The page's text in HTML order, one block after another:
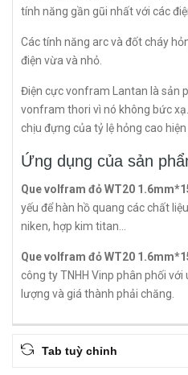
tính năng gần gũi nhất với các
Các tính năng arc và đốt cháy
điện vừa và nhỏ.
Điện cực vonfram Lantan là sản
vonfram thori vì nó không bức
chịu đựng của tỷ lệ hỏng cao
Ứng dụng của sản
Que volfram đỏ WT20
yếu để hàn hồ quang các chất
niken, hợp kim titan...
Que volfram đỏ WT20
công ty TNHH Vinp phân phối
lượng và giá thành phải chăng.
Tab tuỳ chỉnh